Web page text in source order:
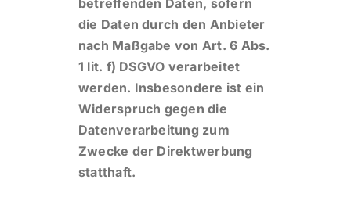
betreffenden Daten, sofern
die Daten durch den Anbieter
nach Maßgabe von Art. 6 Abs.
1 lit. f) DSGVO verarbeitet
werden. Insbesondere ist ein
Widerspruch gegen die
Datenverarbeitung zum
Zwecke der Direktwerbung
statthaft.